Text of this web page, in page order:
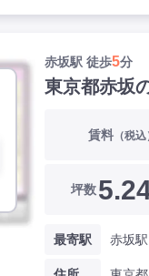
赤坂駅 徒歩5分
東京都赤坂
賃料（税込
坪数
最寄駅 赤坂